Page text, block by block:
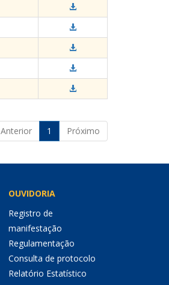
Anterior
1 Próximo
OUVIDORIA
Registro de
manifestação
Regulamentação
Consulta de protocolo
Relatório Estatístico